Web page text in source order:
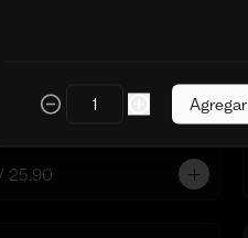
con trucha y nuestra salsa
ligeramente picante y
10 cortes.
25.90
Agregar